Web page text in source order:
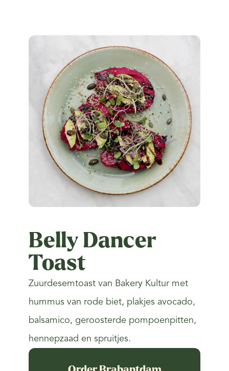
Belly Dancer
Toast
Zuurdesemtoast van Bakery Kultur met
hummus van rode biet, plakjes avocado,
balsamico, geroosterde pompoenpitten,
hennepzaad en spruitjes.